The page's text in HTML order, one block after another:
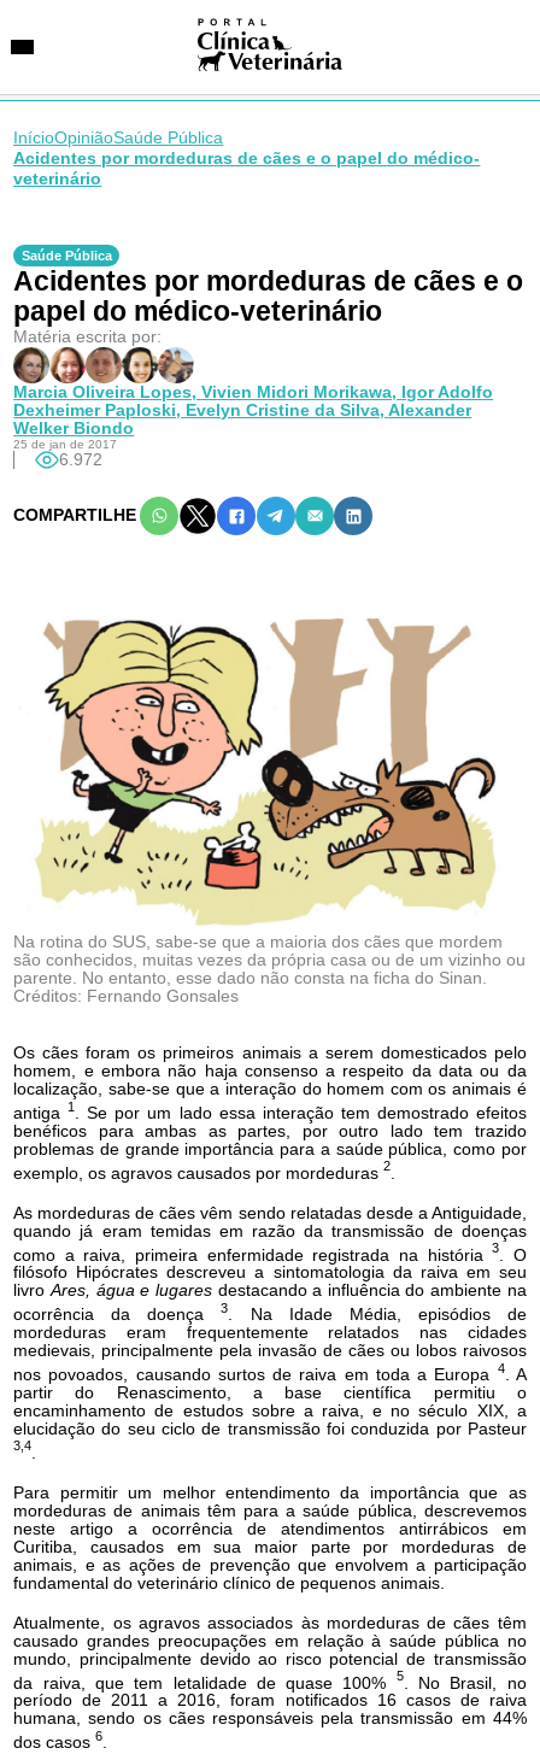
Especialidades
InícioOpiniãoSaúde Pública
Acidentes por mordeduras de cães e o papel do médico-
veterinário
Saúde Pública
Acidentes por mordeduras de cães e o
papel do médico-veterinário
Matéria escrita por:
Marcia Oliveira Lopes,Vivien Midori Morikawa, Igor Adolfo
Dexheimer Paploski, Evelyn Cristine da Silva,Alexander
Welker Biondo
25 de jan de 2017
6.972
COMPARTILHE
Na rotina do SUS, sabe-se que a maioria dos cães que mordem
são conhecidos, muitas vezes da própria casa ou de um vizinho ou
parente. No entanto, esse dado não consta na ficha do Sinan.
Créditos: Fernando Gonsales
Os cães foram os primeiros animais a serem domesticados pelo
homem, e embora não haja consenso a respeito da data ou da
localização, sabe-se que a interação do homem com os animais é
antiga1
. Se por um lado essa interação tem demostrado efeitos
benéficos para ambas as partes, por outro lado tem trazido
problemas de grande importância para a saúde pública, como por
exemplo, os agravos causados por mordeduras2
As mordeduras de cães vêm sendo relatadas desde a Antiguidade,
quando já eram temidas em razão da transmissão de doenças
como a raiva, primeira enfermidade registrada na história3
. O
filósofo Hipócrates descreveu a sintomatologia da raiva em seu
livroAres, água e lugaresdestacando a influência do ambiente na
ocorrência da doença3
. Na Idade Média, episódios de
mordeduras eram frequentemente relatados nas cidades
medievais, principalmente pela invasão de cães ou lobos raivosos
nos povoados, causando surtos de raiva em toda a Europa
4. A
partir do Renascimento, a base científica permitiu o
encaminhamento de estudos sobre a raiva, e no século XIX, a
elucidação do seu ciclo de transmissão foi conduzida por Pasteur
3,4
Para permitir um melhor entendimento da importância que as
mordeduras de animais têm para a saúde pública, descrevemos
neste artigo a ocorrência de atendimentos antirrábicos em
Curitiba, causados em sua maior parte por mordeduras de
animais, e as ações de prevenção que envolvem a participação
fundamental do veterinário clínico de pequenos animais.
Atualmente, os agravos associados às mordeduras de cães têm
causado grandes preocupações em relação à saúde pública no
mundo, principalmente devido ao risco potencial de transmissão
da raiva, que tem letalidade de quase 100%
5. No Brasil, no
período de 2011 a 2016, foram notificados 16 casos de raiva
humana, sendo os cães responsáveis pela transmissão em 44%
dos casos6.